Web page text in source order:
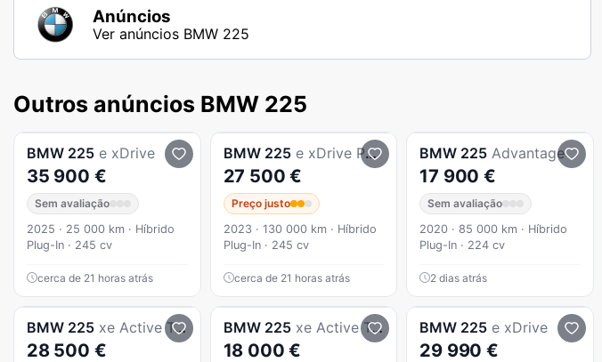
Anúncios
Ver anúncios BMW 225
Outros anúncios BMW 225
BMW 225 e xDrive
35 900 €
Sem avaliação
2025 · 25 000 km · Híbrido
Plug-In · 245 cv
cerca de 21 horas atrás
BMW 225 e xDrive Pack Desportivo M
27 500 €
Preço justo
2023 · 130 000 km · Híbrido
Plug-In · 245 cv
cerca de 21 horas atrás
BMW 225 Advantage
17 900 €
Sem avaliação
2020 · 85 000 km · Híbrido
Plug-In · 224 cv
2 dias atrás
BMW 225 xe Active Tourer
28 500 €
BMW 225 xe Active Tourer
18 000 €
BMW 225 e xDrive
29 990 €